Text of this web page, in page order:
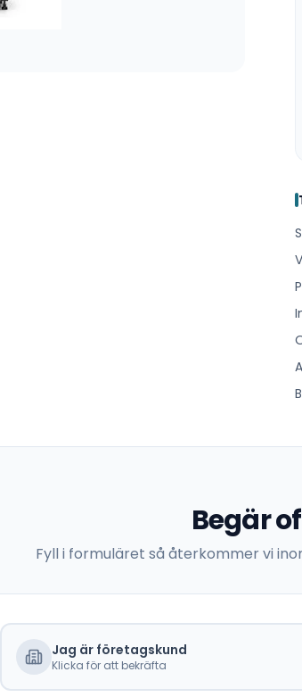
Begär
Fyll i formuläret så återkommer vi
Jag är företagskund
Klicka för att bekräfta